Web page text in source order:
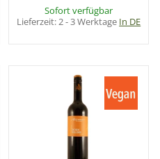
Sofort verfügbar
Lieferzeit:2 - 3 Werktage In DE